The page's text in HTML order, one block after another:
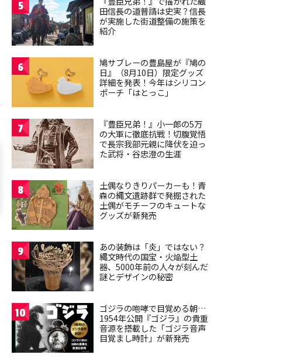
5
田信長の道普請は史実？信長
が実施した街道整備の施策を
紹介
6
鳩サブレーの豊島屋が『鳩の
日』（8月10日）限定グッズ
詳細を発表！今年はシリコン
ポーチ「はとっこ」
7
『豊臣兄弟！』小一郎の5万
の大軍に徹底抗戦！切腹覚悟
で長宗我部元親に降伏を迫っ
た武将・谷忠澄の生涯
8
土偶なりきりパーカーも！青
森の縄文遺跡群で発掘された
土偶がモチーフのキュートな
グッズが新発売
9
あの装飾は「炎」ではない？
縄文時代の国宝・火焔型土
器、5000年前の人々が刻んだ
謎とデザインの秘密
10
ゴジラの咆哮で目覚める朝…
1954年公開『ゴジラ』の貴重
音源を搭載した「ゴジラ音声
目覚まし時計」が新発売